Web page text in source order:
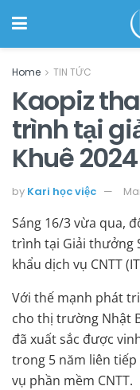
Home TIN TỨC
Kaopiz
trình tại
Khuê 2024
by Kari học việc
Sáng 16/3 vừa qua,
trình tại Giải thưởng
khẩu dịch vụ CNTT
Với thế mạnh phát
cho thị trường Nhật
đã xuất sắc được
trong 5 năm liên tiếp
vụ phần mềm CNTT.